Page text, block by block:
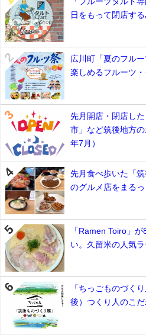
日をもって閉店す
広川町「夏のフル
楽しめるフルーツ
先月開店・閉店し
市」など筑後地方
年7月）
先月食べ歩いた「
のグルメ店をまる
「Ramen Toiro」
い。久留米の人気
「ちっごものづく
後）つくり人のこ